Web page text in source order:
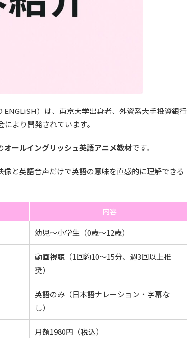
ENGLiSH）は、東京大学出身者、外資系大手投資銀行
より開発されています。
オールイングリッシュ英語アニメ教材です。
と英語音声だけで英語の意味を直感的に理解できる
内容
幼児〜小学生（0歳〜12歳）
動画視聴（1回約10〜15分、週3回以上推
奨）
英語のみ（日本語ナレーション・字幕な
し）
月額1980円（税込）